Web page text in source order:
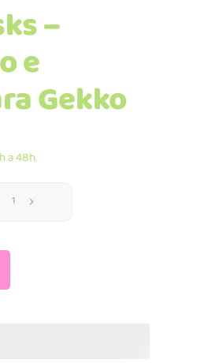
–
e
Gekko
a 48h.